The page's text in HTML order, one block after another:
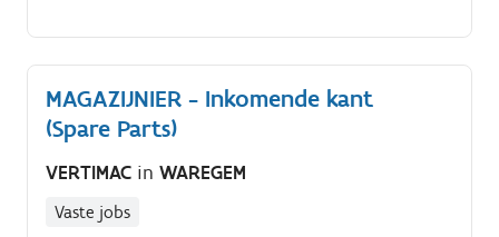
MAGAZIJNIER - Inkomende kant
(Spare Parts)
VERTIMAC in WAREGEM
Vaste jobs